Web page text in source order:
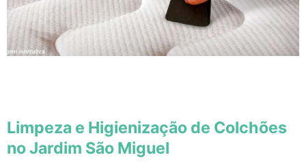
Limpeza e Higienização de Colchões
no Jardim São Miguel